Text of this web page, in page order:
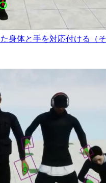
身体と手を対応付ける（